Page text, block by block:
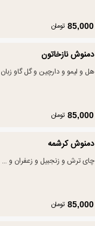
85,000 تومان
دمنوش نازخاتون
هل و لیمو و دارچین و گل گاو زبان
85,000 تومان
دمنوش کرشمه
چای ترش و زنجبیل و زعفران و …
85,000 تومان